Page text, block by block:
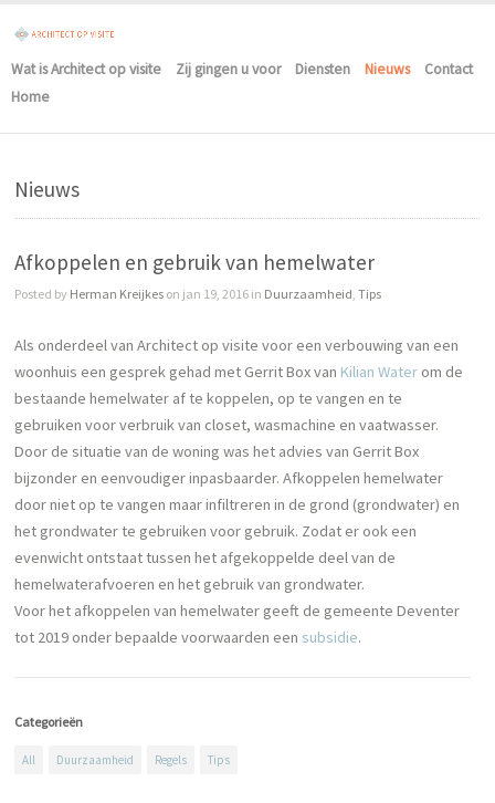
Wat is Architect op visite Zij gingen u voor Diensten Nieuws
Contact
Home
Nieuws
Afkoppelen en gebruik van hemelwater
Posted by Herman Kreijkes on jan 19, 2016 in Duurzaamheid ,Tips
Als onderdeel van Architect op visite voor een verbouwing van een
woonhuis een gesprek gehad met Gerrit Box van Kilian Water om de
bestaande hemelwater af te koppelen, op te vangen en te
gebruiken voor verbruik van closet, wasmachine en vaatwasser.
Door de situatie van de woning was het advies van Gerrit Box
bijzonder en eenvoudiger inpasbaarder. Afkoppelen hemelwater
door niet op te vangen maar infiltreren in de grond (grondwater) en
het grondwater te gebruiken voor gebruik. Zodat er ook een
evenwicht ontstaat tussen het afgekoppelde deel van de
hemelwaterafvoeren en het gebruik van grondwater.
Voor het afkoppelen van hemelwater geeft de gemeente Deventer
tot 2019 onder bepaalde voorwaarden een subsidie.
Categorieën
All Duurzaamheid Regels Tips